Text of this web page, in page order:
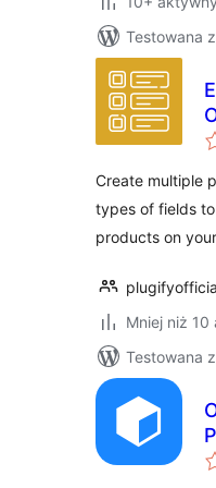
Testowana
Create multiple
types of fields
products on
Mniej niż
Testowana